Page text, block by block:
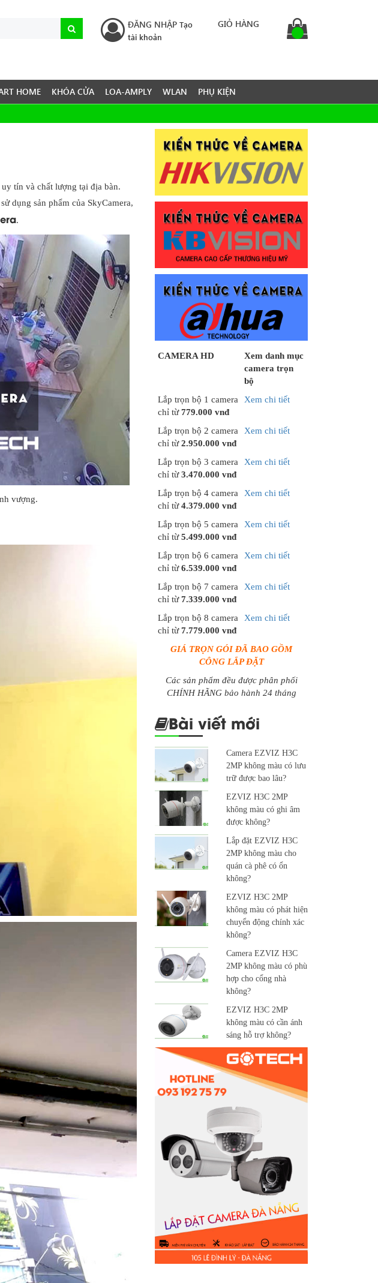
ĐĂNG NHẬP Tạo
tài khoản
GIỎ HÀNG
HOME KHÓA CỬA LOA-AMPLY WLAN PHỤ KIỆN
tín và chất lượng tại địa bàn.
dụng sản phẩm của SkyCamera,
.
vượng.
CAMERA HD
Xem danh mục
camera trọn
bộ
Lắp trọn bộ 1 camera
chỉ từ779.000 vnđ
Xem chi tiết
Lắp trọn bộ 2 camera
chỉ từ2.950.000 vnđ
Xem chi tiết
Lắp trọn bộ 3 camera
chỉ từ3.470.000 vnđ
Xem chi tiết
Lắp trọn bộ 4 camera
chỉ từ4.379.000 vnđ
Xem chi tiết
Lắp trọn bộ 5 camera
chỉ từ5.499.000 vnđ
Xem chi tiết
Lắp trọn bộ 6 camera
chỉ từ6.539.000 vnđ
Xem chi tiết
Lắp trọn bộ 7 camera
chỉ từ7.339.000 vnđ
Xem chi tiết
Lắp trọn bộ 8 camera
chỉ từ7.779.000 vnđ
Xem chi tiết
GIÁ TRỌN GÓI ĐÃ BAO GỒM
CÔNG LẮP ĐẶT
Các sản phẩm đều được phân phối
CHÍNH HÃNG bảo hành 24 tháng
Bài viết mới
Camera EZVIZ H3C
2MP không màu có lưu
trữ được bao lâu?
EZVIZ H3C 2MP
không màu có ghi âm
được không?
Lắp đặt EZVIZ H3C
2MP không màu cho
quán cà phê có ổn
không?
EZVIZ H3C 2MP
không màu có phát hiện
chuyển động chính xác
không?
Camera EZVIZ H3C
2MP không màu có phù
hợp cho cổng nhà
không?
EZVIZ H3C 2MP
không màu có cần ánh
sáng hỗ trợ không?